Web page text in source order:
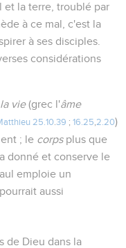
la terre, troublé par
à ce mal, c'est la
à ses disciples.
considérations
la vie(grec l'âme
25.10 39 ; 16.25 2.20)
; le corpsplus que
donné et conserve le
emploie un
pourrait aussi
de Dieu dans la